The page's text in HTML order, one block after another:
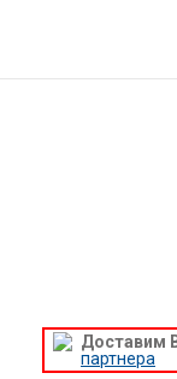
Доставим
партнера